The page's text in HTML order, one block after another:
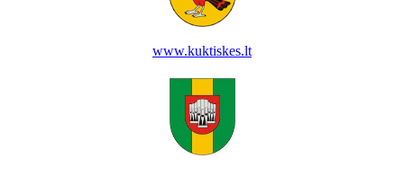
www.kuktiskes.lt